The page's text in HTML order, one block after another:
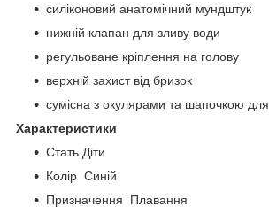
силіконовий анатомічний мундштук
нижній клапан для зливу води
регульоване кріплення на голову
верхній захист від бризок
сумісна з окулярами та шапочкою
Характеристики
Стать Діти
Колір Синій
Призначення Плавання